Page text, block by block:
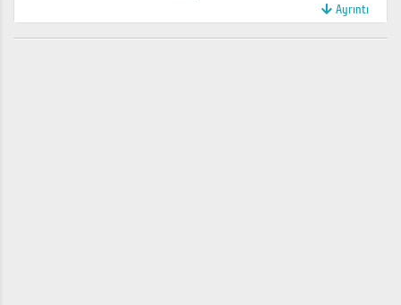
Ayrıntı